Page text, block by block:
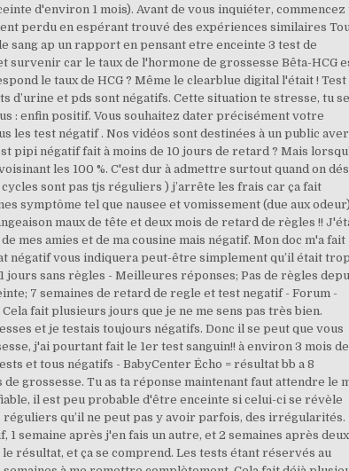
d'environ 1 mois). Avant de vous inquiéter, commencez
perdu en espérant trouvé des expériences similaires
sang ap un rapport en pensant etre enceinte 3 test de
car le taux de l'hormone de grossesse Bêta-HCG
le taux de HCG ? Même le clearblue digital l'était ! Test
d’urine et pds sont négatifs. Cette situation te stresse, tu
: enfin positif. Vous souhaitez dater précisément votre
les test négatif . Nos vidéos sont destinées à un public
pipi négatif fait à moins de 10 jours de retard ? Mais
les 100 %. C'est dur à admettre surtout quand on
sont pas tjs réguliers ) j’arrête les frais car ça fait
symptôme tel que nausee et vomissement (due aux odeur)
maux de tête et deux mois de retard de règles !!
mes amies et de ma cousine mais négatif. Mon doc m'a fait
négatif vous indiquera peut-être simplement qu’il était
sans règles - Meilleures réponses; Pas de règles
7 semaines de retard de regle et test negatif - Forum -
fait plusieurs jours que je ne me sens pas très bien.
et je testais toujours négatifs. Donc il se peut que vous
j'ai pourtant fait le 1er test sanguin!! à environ 3 mois de
et tous négatifs - BabyCenter Écho = résultat bb a 8
grossesse. Tu as ta réponse maintenant faut attendre le
il est peu probable d'être enceinte si celui-ci se révèle
réguliers qu’il ne peut pas y avoir parfois, des irrégularités.
semaine après j'en fais un autre, et 2 semaines après deux
résultat, et ça se comprend. Les tests étant réservés au